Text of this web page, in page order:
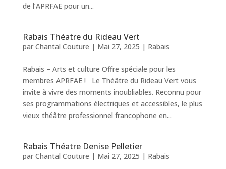
de l’APRFAE pour un...
Rabais Théatre du Rideau Vert
par Chantal Couture | Mai 27, 2025 | Rabais
Rabais – Arts et culture Offre spéciale pour les
membres APRFAE ! Le Théâtre du Rideau Vert vous
invite à vivre des moments inoubliables. Reconnu pour
ses programmations électriques et accessibles, le plus
vieux théâtre professionnel francophone en...
Rabais Théatre Denise Pelletier
par Chantal Couture | Mai 27, 2025 | Rabais